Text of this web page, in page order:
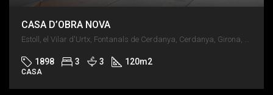
CASA D’OBRA NOVA
1898 3 3 120m2
CASA